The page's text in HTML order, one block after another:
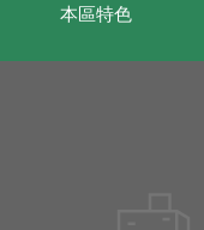
本區特色